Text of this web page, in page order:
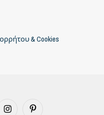
& Cookies
Instagram Pinterest